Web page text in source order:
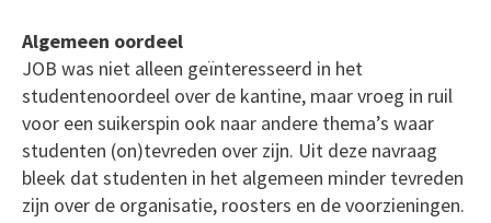
Algemeen oordeel
JOB was niet alleen geïnteresseerd in het
studentenoordeel over de kantine, maar vroeg in ruil
voor een suikerspin ook naar andere thema’s waar
studenten (on)tevreden over zijn. Uit deze navraag
bleek dat studenten in het algemeen minder tevreden
zijn over de organisatie, roosters en de voorzieningen.